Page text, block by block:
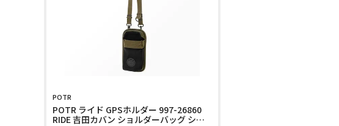
POTR
POTR ライド GPSホルダー 997-26860
RIDE 吉田カバン ショルダーバッグ ショ